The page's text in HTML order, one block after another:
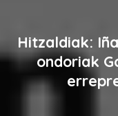
Hitzaldiak:
ondoriak